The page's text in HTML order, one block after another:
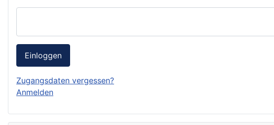
Einloggen
Zugangsdaten vergessen?
Anmelden